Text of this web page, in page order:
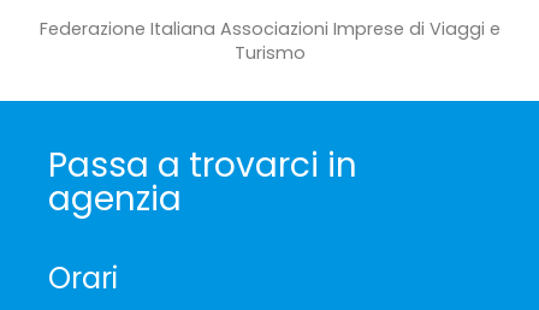
Federazione Italiana Associazioni Imprese di Viaggi e
Turismo
Passa a trovarci in
agenzia
Orari